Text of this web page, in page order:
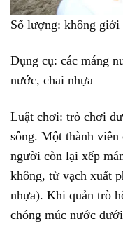
Số lượng: không
Dụng cụ: các máng
nước, chai nhựa
Luật chơi: trò chơi
sông. Một thành
người còn lại xếp
không, từ vạch xuất
nhựa). Khi quản trò
chóng múc nước